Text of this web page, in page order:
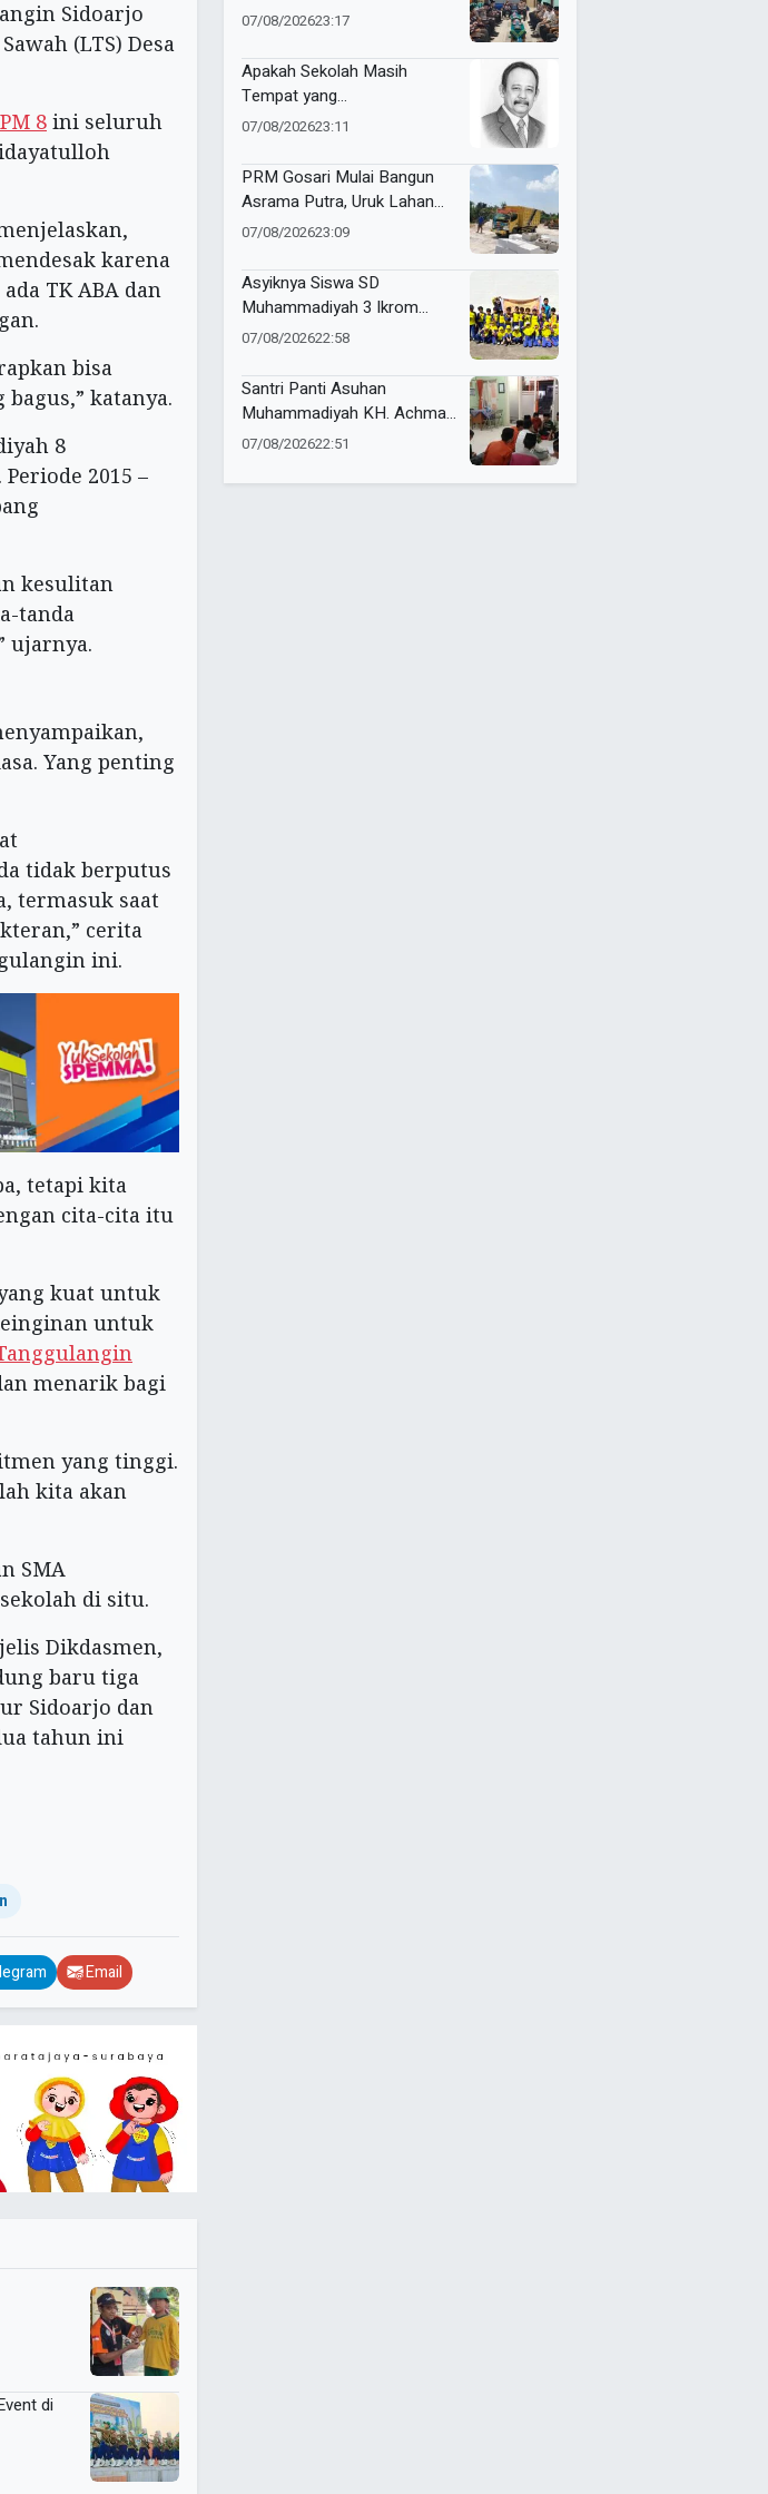
Sidoarjo
(LTS) Desa
8 ini seluruh
karena
TK ABA dan
bisa
katanya.
8
2015 –
kesulitan
tanda
ujarnya.
Yang penting
tidak berputus
termasuk saat
cerita
ini.
tetapi kita
cita-cita itu
kuat untuk
untuk
menarik bagi
yang tinggi.
kita akan
SMA
di situ.
Dikdasmen,
baru tiga
Sidoarjo dan
tahun ini
Email
di
Sinergi Jaga Kamtibmas
07/08/202623:17
Apakah Sekolah Masih
Tempat yang
Menyenangkan?
07/08/202623:11
PRM Gosari Mulai Bangun
Asrama Putra, Uruk Lahan
dengan 81 Dump Truck
07/08/202623:09
Asyiknya Siswa SD
Muhammadiyah 3 Ikrom
Belajar Membatik dengan
07/08/202622:58
Santri Panti Asuhan
Muhammadiyah KH. Achmad
Dahlan Latih Kepemimpinan
Agustusan
07/08/202622:51